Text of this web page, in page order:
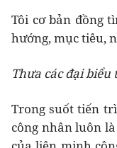
Tôi cơ bản đồng
hướng, mục tiêu,
Thưa các đại
Trong suốt tiến
công nhân luôn